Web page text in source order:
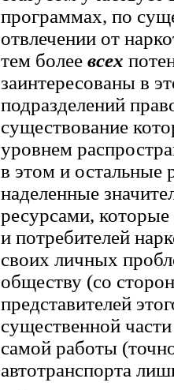
программах, по
отвлечении от
тем более всех
заинтересованы в
подразделений
существование
уровнем
в этом и остальные
наделенные
ресурсами,
и потребителей
своих личных
обществу (со
представителей
существенной
самой работы
автотранспорта